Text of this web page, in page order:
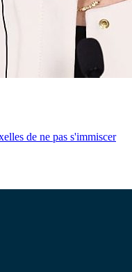
de ne pas s'immiscer